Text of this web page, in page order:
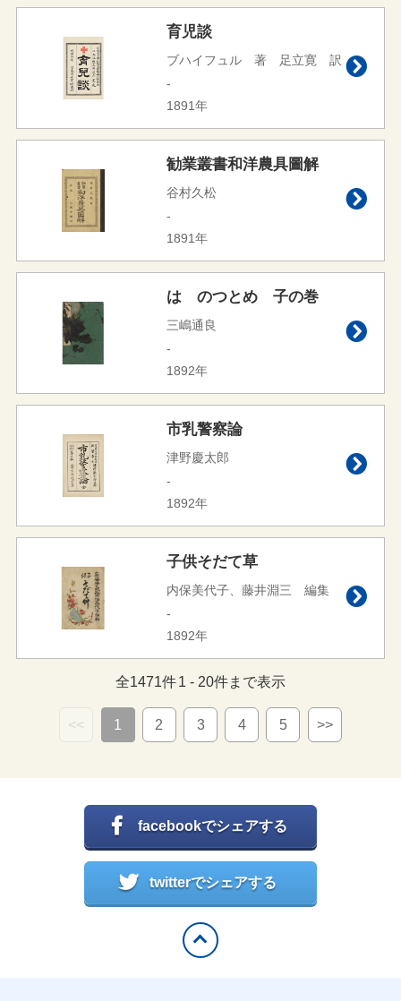
育児談
ブハイフュル 著 足立寛 訳
-
1891年
勧業叢書和洋農具圖解
谷村久松
-
1891年
はゝのつとめ 子の巻
三嶋通良
-
1892年
市乳警察論
津野慶太郎
-
1892年
子供そだて草
内保美代子、藤井淵三 編集
-
1892年
全1471件1 - 20件まで表示
<< 1 2 3 4 5 >>
facebookでシェアする
twitterでシェアする